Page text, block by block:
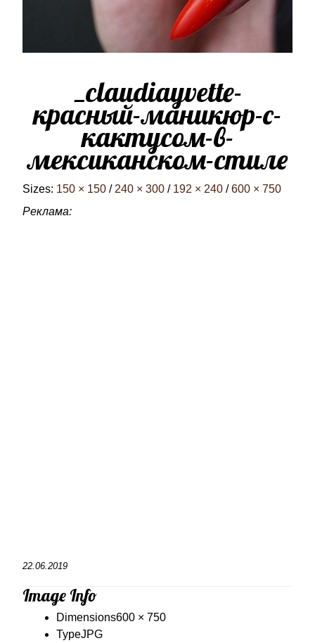
_claudiayvette-
красный-маникюр-с-
кактусом-в-
мексиканском-стиле
Sizes: 150 × 150 / 240 × 300 / 192 × 240 / 600 × 750
Реклама:
22.06.2019
Image Info
Dimensions600 × 750
TypeJPG